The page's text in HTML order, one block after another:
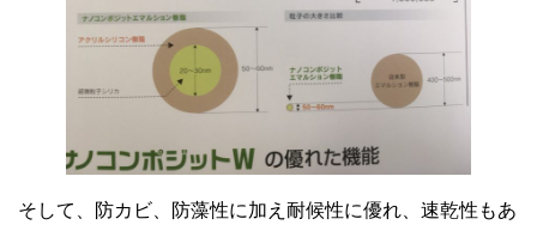
そして、防カビ、防藻性に加え耐候性に優れ、速乾性もあ